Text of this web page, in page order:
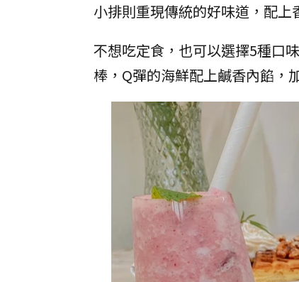
小排則重現傳統的好味道，配上
不想吃定食，也可以選擇5種口
棒，Q彈的海鮮配上鹹香內餡，